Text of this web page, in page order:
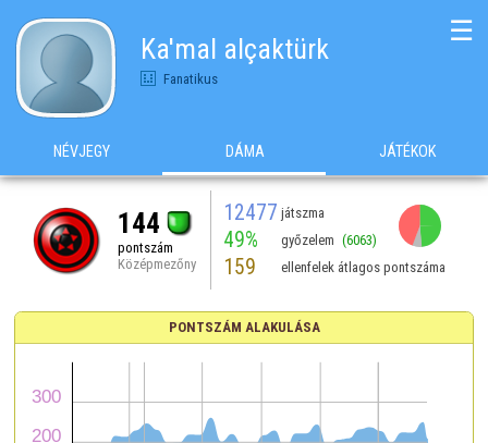
Ka'mal alçaktürk
Fanatikus
☰
NÉVJEGY DÁMA JÁTÉKOK
144
pontszám
Középmezőny
12477 játszma
49% győzelem (6063)
159 ellenfelek átlagos pontszáma
PONTSZÁM ALAKULÁSA